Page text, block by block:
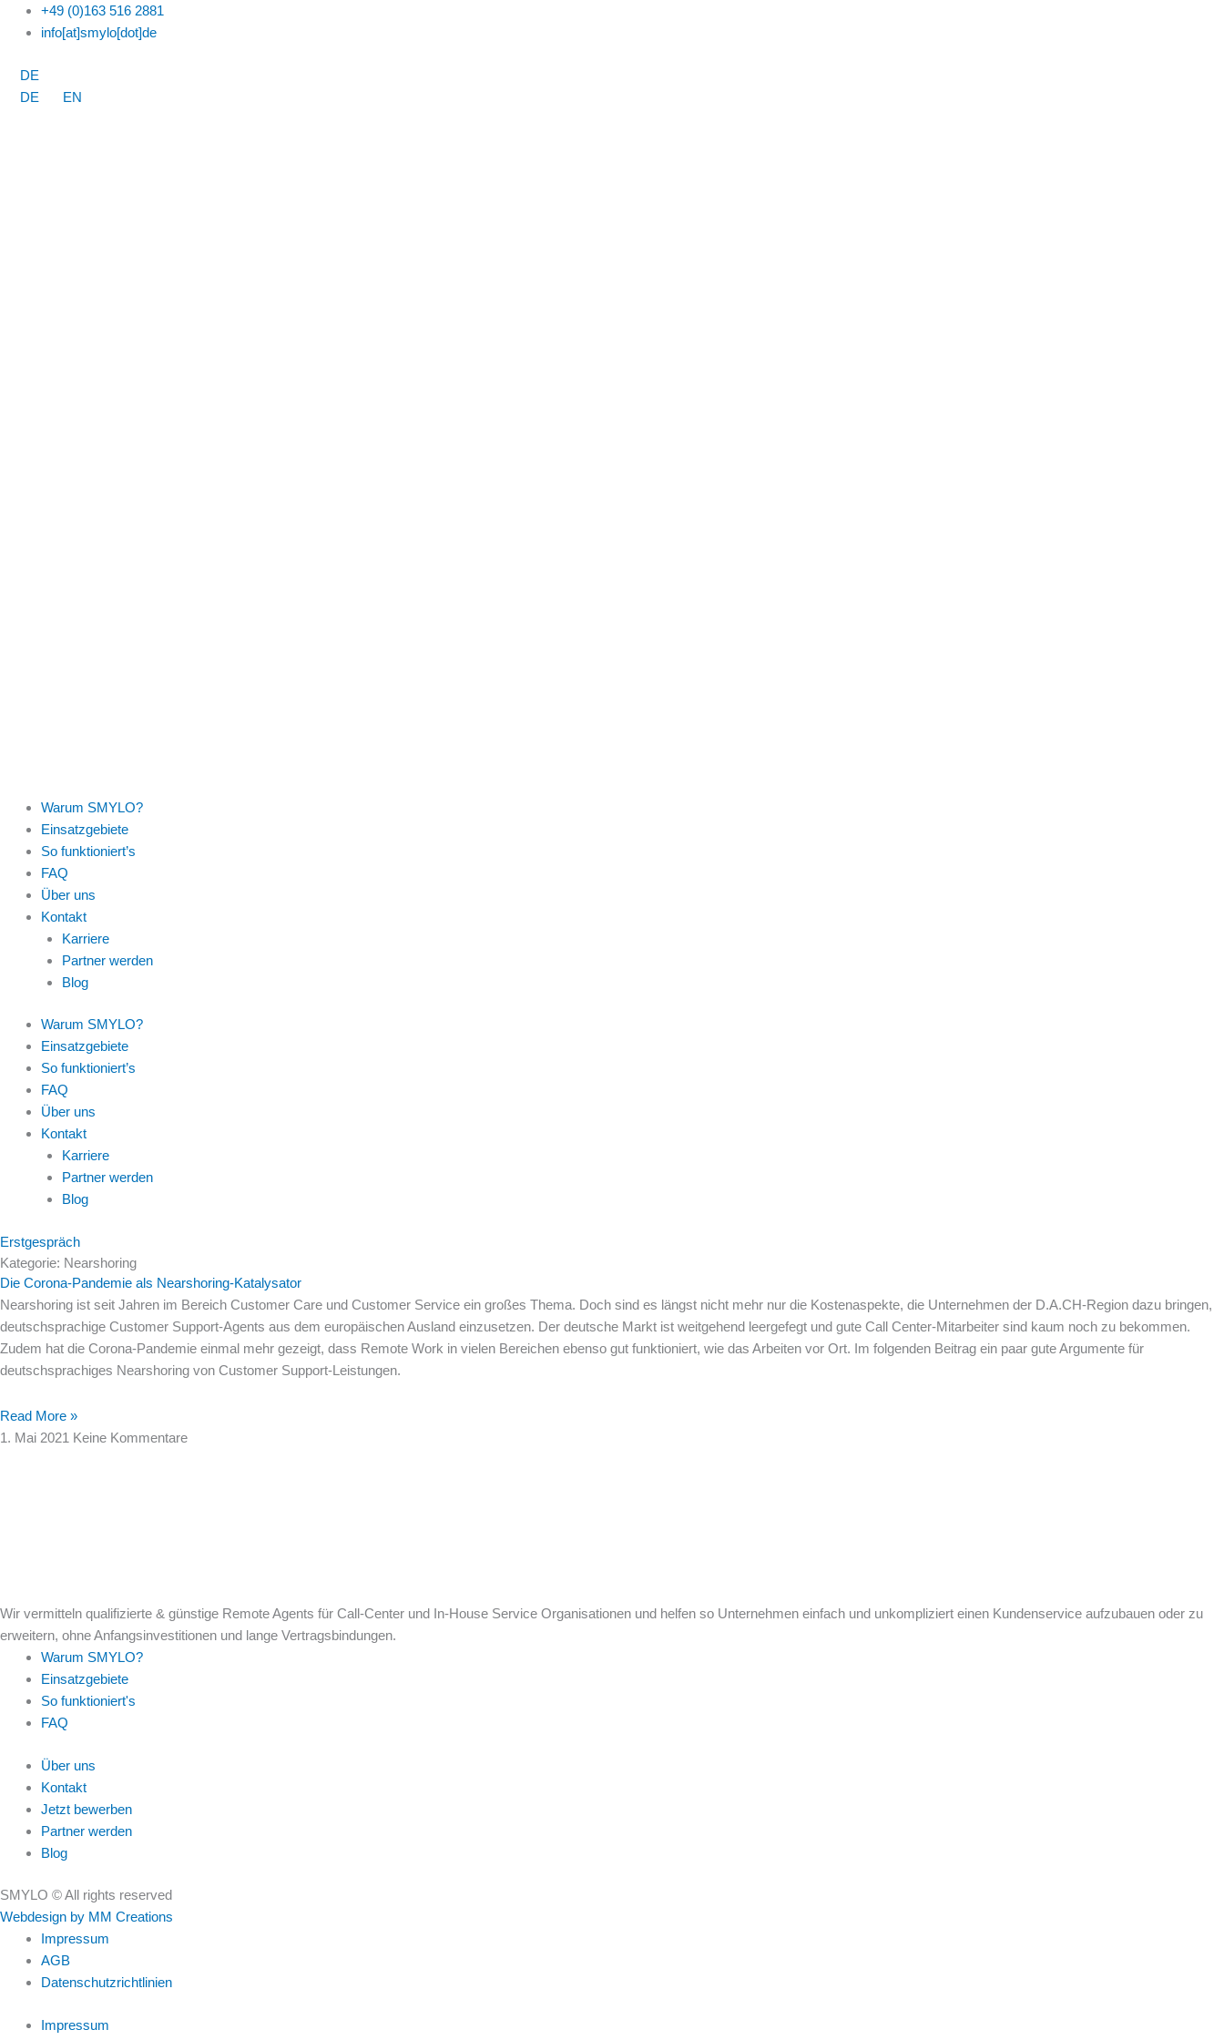
Inhalt
+49 (0)163 516 2881
info[at]smylo[dot]de
DE
DE
EN
Warum SMYLO?
Einsatzgebiete
So funktioniert’s
FAQ
Über uns
Kontakt
Karriere
Partner werden
Blog
Warum SMYLO?
Einsatzgebiete
So funktioniert’s
FAQ
Über uns
Kontakt
Karriere
Partner werden
Blog
Erstgespräch
Kategorie: Nearshoring
Die Corona-Pandemie als Nearshoring-Katalysator
Nearshoring ist seit Jahren im Bereich Customer Care und Customer Service ein großes Thema. Doch sind es längst nicht mehr nur die Kostenaspekte, die Unternehmen der D.A.CH-Region dazu bringen,
deutschsprachige Customer Support-Agents aus dem europäischen Ausland einzusetzen. Der deutsche Markt ist weitgehend leergefegt und gute Call Center-Mitarbeiter sind kaum noch zu bekommen.
Zudem hat die Corona-Pandemie einmal mehr gezeigt, dass Remote Work in vielen Bereichen ebenso gut funktioniert, wie das Arbeiten vor Ort. Im folgenden Beitrag ein paar gute Argumente für
deutschsprachiges Nearshoring von Customer Support-Leistungen.
Read More »
1. Mai 2021 Keine Kommentare
Wir vermitteln qualifizierte & günstige Remote Agents für Call-Center und In-House Service Organisationen und helfen so Unternehmen einfach und unkompliziert einen Kundenservice aufzubauen oder zu
erweitern, ohne Anfangsinvestitionen und lange Vertragsbindungen.
Warum SMYLO?
Einsatzgebiete
So funktioniert's
FAQ
Über uns
Kontakt
Jetzt bewerben
Partner werden
Blog
SMYLO © All rights reserved
Webdesign by MM Creations
Impressum
AGB
Datenschutzrichtlinien
Impressum